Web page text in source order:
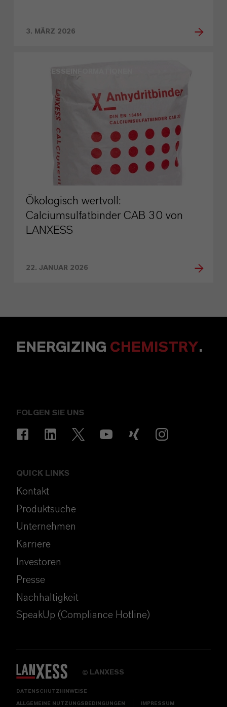
3. MÄRZ 2026
Ökologisch wertvoll:
Calciumsulfatbinder CAB 30 von
LANXESS
22. JANUAR 2026
ENERGIZING CHEMISTRY.
FOLGEN SIE UNS
QUICK LINKS
Kontakt
Produktsuche
Unternehmen
Karriere
Investoren
Presse
Nachhaltigkeit
SpeakUp (Compliance Hotline)
© LANXESS
DATENSCHUTZHINWEISE
ALLGEMEINE NUTZUNGSBEDINGUNGEN IMPRESSUM